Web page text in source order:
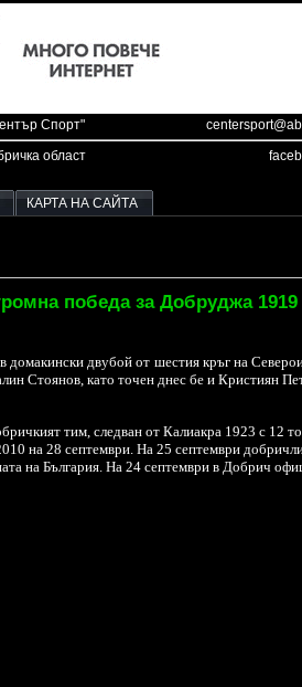
Спорт"
област
КАРТА НА САЙТА
победа за Добруджа 1919
двубой от шестия кръг на
Стоянов, като точен днес бе и Кристиян
тим, следван от Калиакра 1923 с 12
на 28 септември. На 25 септември
на България. На 24 септември в Добрич